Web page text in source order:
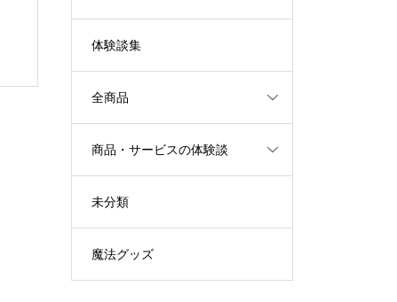
体験談集
全商品
商品・サービスの体験談
未分類
魔法グッズ